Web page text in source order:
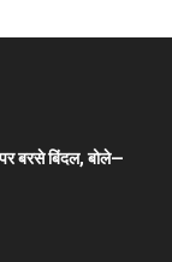
बरसे बिंदल, बोले—